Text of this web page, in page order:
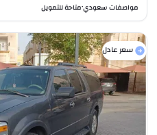
مواصفات سعودي•متاحة للتمويل
سعر عادل